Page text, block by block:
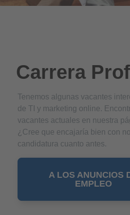
Carrera
Tenemos algunas vacantes
de TI y marketing online.
vacantes actuales en nuestra
¿Cree que encajaría bien con
candidatura cuanto antes.
A LOS ANUNCIOS
EMPLEO